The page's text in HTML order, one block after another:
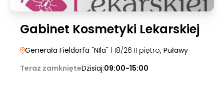
Gabinet Kosmetyki Lekarskiej
Generała Fieldorfa "NIla" | 18/26 II piętro, Puławy
Teraz zamknięteDzisiaj:09:00-15:00